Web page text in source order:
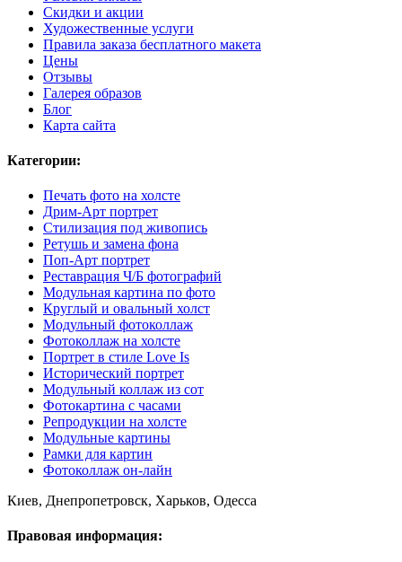
Скидки и акции
Художественные услуги
Правила заказа бесплатного макета
Цены
Отзывы
Галерея образов
Блог
Карта сайта
Категории:
Печать фото на холсте
Дрим-Арт портрет
Стилизация под живопись
Ретушь и замена фона
Поп-Арт портрет
Реставрация Ч/Б фотографий
Модульная картина по фото
Круглый и овальный холст
Модульный фотоколлаж
Фотоколлаж на холсте
Портрет в стиле Love Is
Исторический портрет
Модульный коллаж из сот
Фотокартина с часами
Репродукции на холсте
Модульные картины
Рамки для картин
Фотоколлаж он-лайн
Киев, Днепропетровск, Харьков, Одесса
Правовая информация: